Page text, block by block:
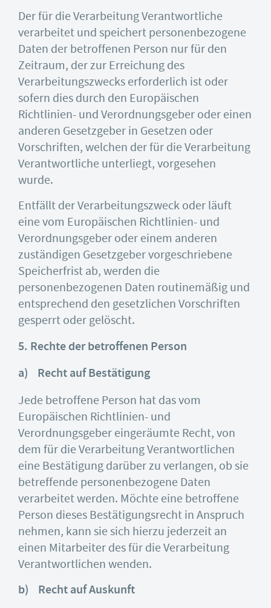
Der für die Verarbeitung Verantwortliche
verarbeitet und speichert personenbezogene
Daten der betroffenen Person nur für den
Zeitraum, der zur Erreichung des
Verarbeitungszwecks erforderlich ist oder
sofern dies durch den Europäischen
Richtlinien- und Verordnungsgeber oder einen
anderen Gesetzgeber in Gesetzen oder
Vorschriften, welchen der für die Verarbeitung
Verantwortliche unterliegt, vorgesehen
wurde.
Entfällt der Verarbeitungszweck oder läuft
eine vom Europäischen Richtlinien- und
Verordnungsgeber oder einem anderen
zuständigen Gesetzgeber vorgeschriebene
Speicherfrist ab, werden die
personenbezogenen Daten routinemäßig und
entsprechend den gesetzlichen Vorschriften
gesperrt oder gelöscht.
5. Rechte der betroffenen Person
a) Recht auf Bestätigung
Jede betroffene Person hat das vom
Europäischen Richtlinien- und
Verordnungsgeber eingeräumte Recht, von
dem für die Verarbeitung Verantwortlichen
eine Bestätigung darüber zu verlangen, ob sie
betreffende personenbezogene Daten
verarbeitet werden. Möchte eine betroffene
Person dieses Bestätigungsrecht in Anspruch
nehmen, kann sie sich hierzu jederzeit an
einen Mitarbeiter des für die Verarbeitung
Verantwortlichen wenden.
b) Recht auf Auskunft